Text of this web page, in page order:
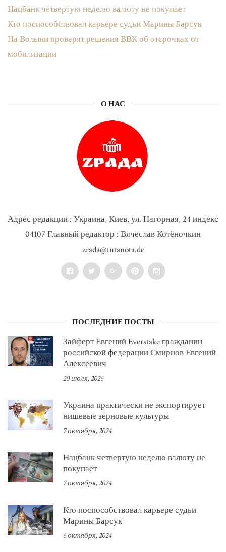
Нацбанк четвертую неделю валюту не покупает
Кто поспособствовал карьере судьи Марины Барсук
На Волыни проверят решения ВВК об отсрочках от
мобилизации
О НАС
Адрес редакции : Украина, Киев, ул. Нагорная, 24 индекс
04107 Главный редактор : Вячеслав Котёночкин
zrada@tutanota.de
FacebookTwitter Google+PinterestInstagram
ПОСЛЕДНИЕ ПОСТЫ
Зайферт Евгений Everstake гражданин
российской федерации Смирнов Евгений
Алексеевич
20 июля, 2026
Украина практически не экспортирует
нишевые зерновые культуры
7 октября, 2024
Нацбанк четвертую неделю валюту не
покупает
7 октября, 2024
Кто поспособствовал карьере судьи
Марины Барсук
6 октября, 2024